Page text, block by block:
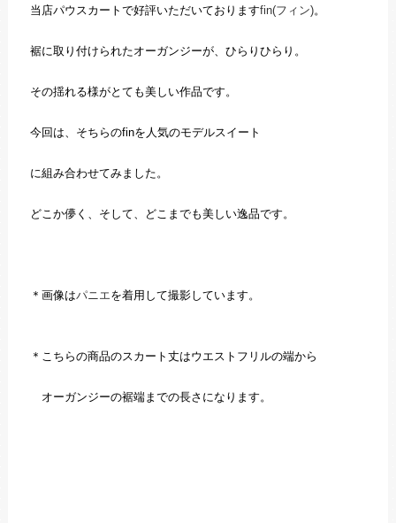
当店パウスカートで好評いただいておりますfin(フィン)。
裾に取り付けられたオーガンジーが、ひらりひらり。
その揺れる様がとても美しい作品です。
今回は、そちらのfinを人気のモデルスイート
に組み合わせてみました。
どこか儚く、そして、どこまでも美しい逸品です。
＊画像はパニエを着用して撮影しています。
＊こちらの商品のスカート丈はウエストフリルの端から
オーガンジーの裾端までの長さになります。